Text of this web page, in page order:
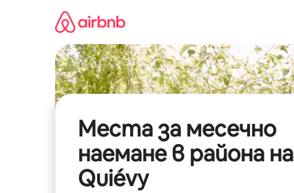
съдържанието
Места за месечно
наемане в района на
Quiévy